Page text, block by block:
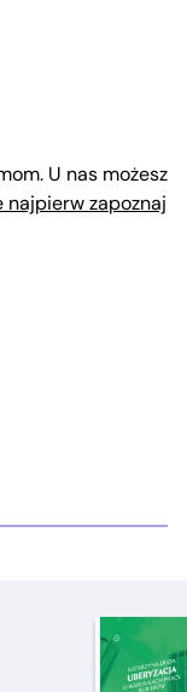
U nas możesz
najpierw zapoznaj